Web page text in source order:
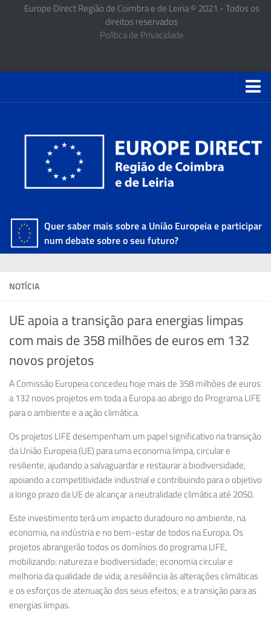
Europe Direct Região de Coimbra e de Leiria © 2021 - Todos os
direitos reservados
Política de Privacidade
Quer saber mais sobre a União Europeia e participar
num debate sobre o seu futuro?
NOTÍCIA
UE apoia a transição para energias limpas
com mais de 358 milhões de euros em 132
novos projetos
A Comissão Europeia concedeu hoje mais de 358 milhões de euros
a 132 novos projetos em toda a Europa ao abrigo do Programa LIFE
para o ambiente e a ação climática.
Os projetos LIFE desempenham um papel significativo na transição
da União Europeia (UE) para uma economia limpa, circular e
resiliente, ajudando a salvaguardar e restaurar a biodiversidade,
apoiando a competitividade industrial e contribuindo para o objetivo
a longo prazo da UE de alcançar a neutralidade climática até 2050.
Este investimento terá um impacto duradouro no ambiente, na
economia, na indústria e no bem-estar de todos na Europa. Os
projetos abrangerão todos os domínios do programa LIFE,
mobilizando: natureza e biodiversidade; economia circular e
melhoria da qualidade de vida; a resiliência às alterações climáticas
e os esforços de atenuação dos seus efeitos; e a transição para as
energias limpas.